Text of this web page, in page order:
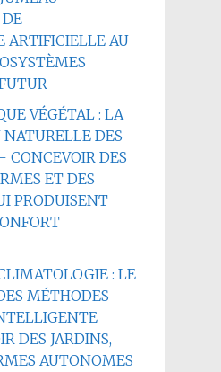
ARTIFICIELLE AU
VÉGÉTAL : LA
DES
CONCEVOIR DES
ET DES
PRODUISENT
: LE
MÉTHODES
DES JARDINS,
AUTONOMES